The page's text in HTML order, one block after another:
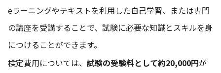
eラーニングやテキストを利用した自己学習、または専門
の講座を受講することで、試験に必要な知識とスキルを身
につけることができます。
検定費用については、 試験の受験料として約20,000円が